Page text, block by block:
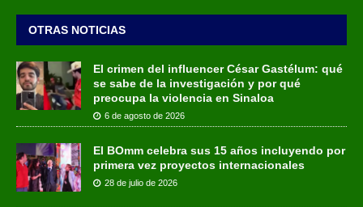
OTRAS NOTICIAS
El crimen del influencer César Gastélum: qué
se sabe de la investigación y por qué
preocupa la violencia en Sinaloa
6 de agosto de 2026
El BOmm celebra sus 15 años incluyendo por
primera vez proyectos internacionales
28 de julio de 2026